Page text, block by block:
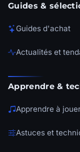
Guides &
Guides d'achat
Actualités et
Apprendre &
Apprendre à
Astuces et